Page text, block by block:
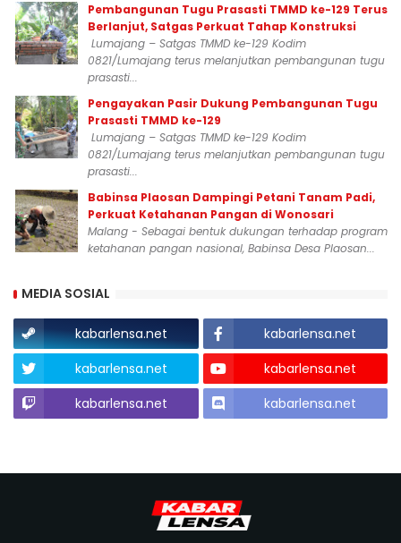
Pembangunan Tugu Prasasti TMMD ke-129 Terus
Berlanjut, Satgas Perkuat Tahap Konstruksi
Lumajang – Satgas TMMD ke-129 Kodim
0821/Lumajang terus melanjutkan pembangunan tugu
prasasti...
Pengayakan Pasir Dukung Pembangunan Tugu
Prasasti TMMD ke-129
Lumajang – Satgas TMMD ke-129 Kodim
0821/Lumajang terus melanjutkan pembangunan tugu
prasasti...
Babinsa Plaosan Dampingi Petani Tanam Padi,
Perkuat Ketahanan Pangan di Wonosari
Malang - Sebagai bentuk dukungan terhadap program
ketahanan pangan nasional, Babinsa Desa Plaosan...
MEDIA SOSIAL
kabarlensa.net
kabarlensa.net
kabarlensa.net
kabarlensa.net
kabarlensa.net
kabarlensa.net